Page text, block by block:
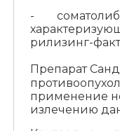
-
рилизинг-
Препарат
применение
излечению